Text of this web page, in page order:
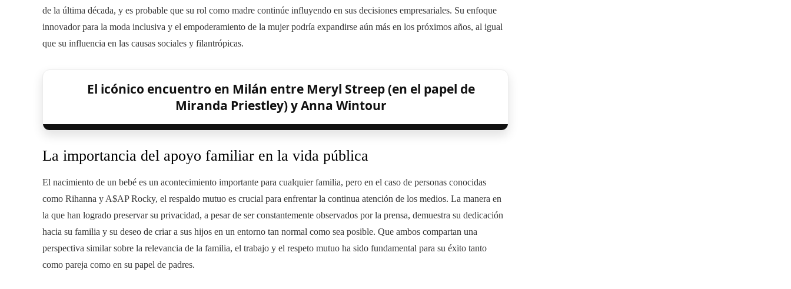
de la última década, y es probable que su rol como madre continúe influyendo en sus decisiones empresariales. Su enfoque
innovador para la moda inclusiva y el empoderamiento de la mujer podría expandirse aún más en los próximos años, al igual
que su influencia en las causas sociales y filantrópicas.
El icónico encuentro en Milán entre Meryl Streep (en el papel de
Miranda Priestley) y Anna Wintour
La importancia del apoyo familiar en la vida pública
El nacimiento de un bebé es un acontecimiento importante para cualquier familia, pero en el caso de personas conocidas
como Rihanna y A$AP Rocky, el respaldo mutuo es crucial para enfrentar la continua atención de los medios. La manera en
la que han logrado preservar su privacidad, a pesar de ser constantemente observados por la prensa, demuestra su dedicación
hacia su familia y su deseo de criar a sus hijos en un entorno tan normal como sea posible. Que ambos compartan una
perspectiva similar sobre la relevancia de la familia, el trabajo y el respeto mutuo ha sido fundamental para su éxito tanto
como pareja como en su papel de padres.